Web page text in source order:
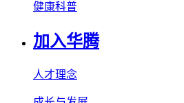
健康科普
加入华腾
人才理念